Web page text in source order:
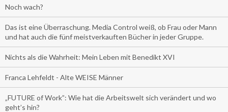
Noch wach?
Das ist eine Überraschung. Media Control weiß, ob Frau oder Mann
und hat auch die fünf meistverkauften Bücher in jeder Gruppe.
Nichts als die Wahrheit: Mein Leben mit Benedikt XVI
Franca Lehfeldt - Alte WEISE Männer
„FUTURE of Work”: Wie hat die Arbeitswelt sich verändert und wo
geht’s hin?